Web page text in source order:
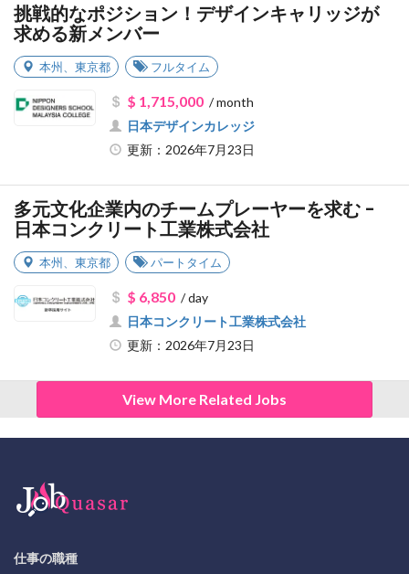
挑戦的なポジション！デザインキャリッジが
求める新メンバー
本州 東京都 フルタイム
$ 1,715,000/ month
日本デザインカレッジ
更新：2026年7月23日
多元文化企業内のチームプレーヤーを求む -
日本コンクリート工業株式会社
本州 東京都 パートタイム
$ 6,850/ day
日本コンクリート工業株式会社
更新：2026年7月23日
View More Related Jobs
仕事の職種